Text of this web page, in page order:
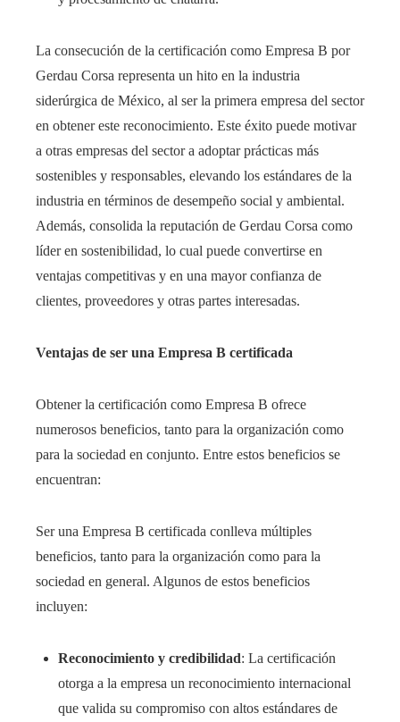
La consecución de la certificación como Empresa B por
Gerdau Corsa representa un hito en la industria
siderúrgica de México, al ser la primera empresa del sector
en obtener este reconocimiento. Este éxito puede motivar
a otras empresas del sector a adoptar prácticas más
sostenibles y responsables, elevando los estándares de la
industria en términos de desempeño social y ambiental.
Además, consolida la reputación de Gerdau Corsa como
líder en sostenibilidad, lo cual puede convertirse en
ventajas competitivas y en una mayor confianza de
clientes, proveedores y otras partes interesadas.​
Ventajas de ser una Empresa B certificada
Obtener la certificación como Empresa B ofrece
numerosos beneficios, tanto para la organización como
para la sociedad en conjunto. Entre estos beneficios se
encuentran:​
Ser una Empresa B certificada conlleva múltiples
beneficios, tanto para la organización como para la
sociedad en general. Algunos de estos beneficios
incluyen:​
Reconocimiento y credibilidad: La certificación
otorga a la empresa un reconocimiento internacional
que valida su compromiso con altos estándares de